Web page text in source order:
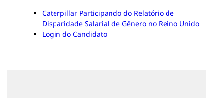
Caterpillar Participando do Relatório de
Disparidade Salarial de Gênero no Reino Unido
Login do Candidato